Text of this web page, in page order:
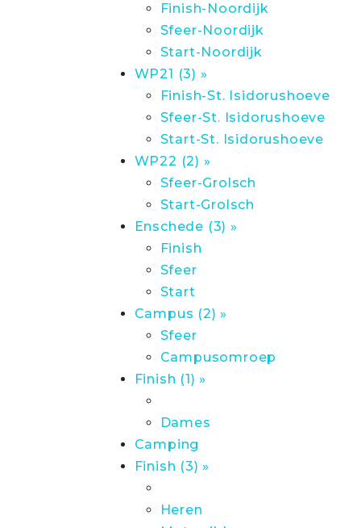
Finish-Noordijk
Sfeer-Noordijk
Start-Noordijk
WP21 (3) »
Finish-St. Isidorushoeve
Sfeer-St. Isidorushoeve
Start-St. Isidorushoeve
WP22 (2) »
Sfeer-Grolsch
Start-Grolsch
Enschede (3) »
Finish
Sfeer
Start
Campus (2) »
Sfeer
Campusomroep
Finish (1) »
Dames
Camping
Finish (3) »
Heren